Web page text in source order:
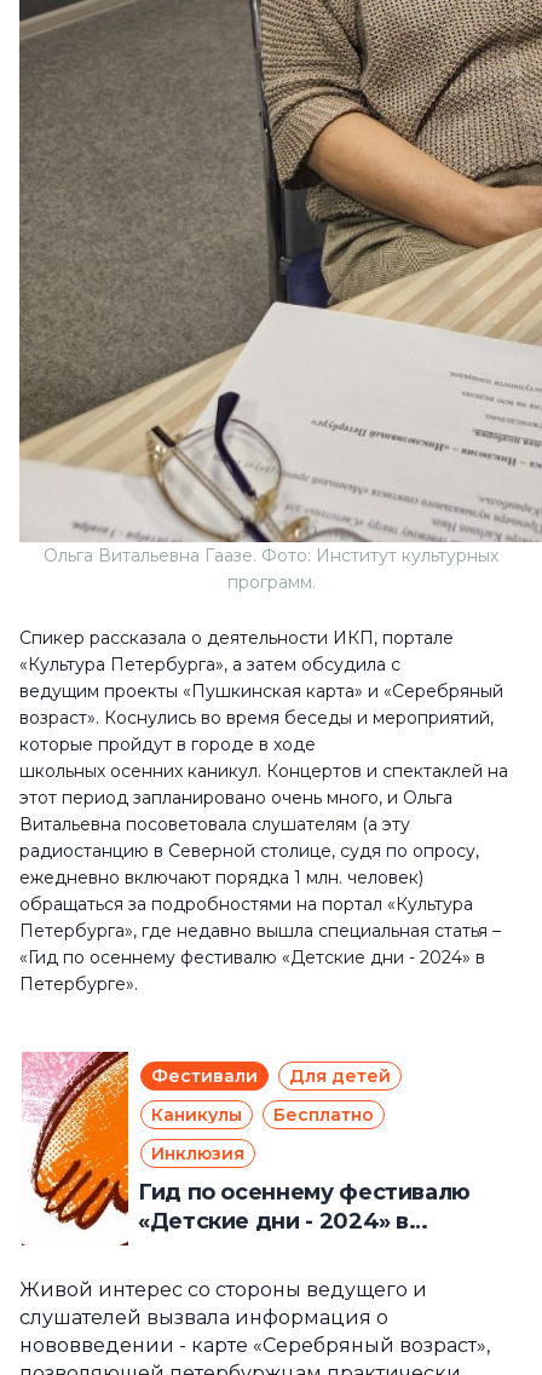
Ольга Витальевна Гаазе. Фото: Институт культурных
программ.
Спикер рассказала о деятельности ИКП, портале
«Культура Петербурга», а затем обсудила с
ведущим проекты «Пушкинская карта» и «Серебряный
возраст». Коснулись во время беседы и мероприятий,
которые пройдут в городе в ходе
школьных осенних каникул. Концертов и спектаклей на
этот период запланировано очень много, и Ольга
Витальевна посоветовала слушателям (а эту
радиостанцию в Северной столице, судя по опросу,
ежедневно включают порядка 1 млн. человек)
обращаться за подробностями на портал «Культура
Петербурга», где недавно вышла специальная статья –
«Гид по осеннему фестивалю «Детские дни - 2024» в
Петербурге».
Фестивали
Для детей
Каникулы
Бесплатно
Инклюзия
Гид по осеннему фестивалю
«Детские дни - 2024» в
Живой интерес со стороны ведущего и
слушателей вызвала информация о
нововведении - карте «Серебряный возраст»,